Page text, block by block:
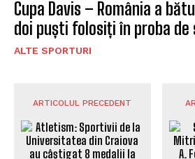
Cupa Davis – România a
doi puști folosiți în proba de
ALTE SPORTURI
ARTICOLUL PRECEDENT